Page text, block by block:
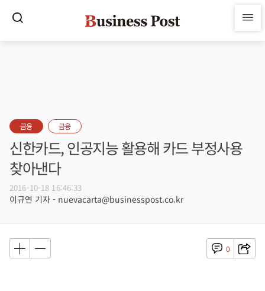
금융 금융
신한카드, 인공지능 활용해 카드 부정사용
찾아낸다
2016-10-18 16:46:33
이규연 기자 - nuevacarta@businesspost.co.kr
0